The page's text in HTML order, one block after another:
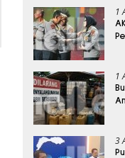
1
1
3